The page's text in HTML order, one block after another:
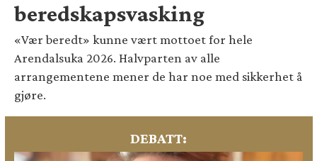
beredskapsvasking
«Vær beredt» kunne vært mottoet for hele
Arendalsuka 2026. Halvparten av alle
arrangementene mener de har noe med sikkerhet å
gjøre.
DEBATT: